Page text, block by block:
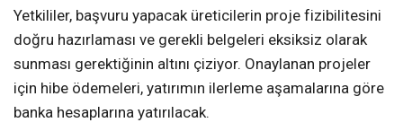
Yetkililer, başvuru yapacak üreticilerin proje fizibilitesini
doğru hazırlaması ve gerekli belgeleri eksiksiz olarak
sunması gerektiğinin altını çiziyor. Onaylanan projeler
için hibe ödemeleri, yatırımın ilerleme aşamalarına göre
banka hesaplarına yatırılacak.